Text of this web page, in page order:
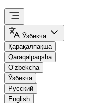
Ўзбекча
Қарақалпақша
Qaraqalpaqsha
O‘zbekcha
Ўзбекча
Русский
English